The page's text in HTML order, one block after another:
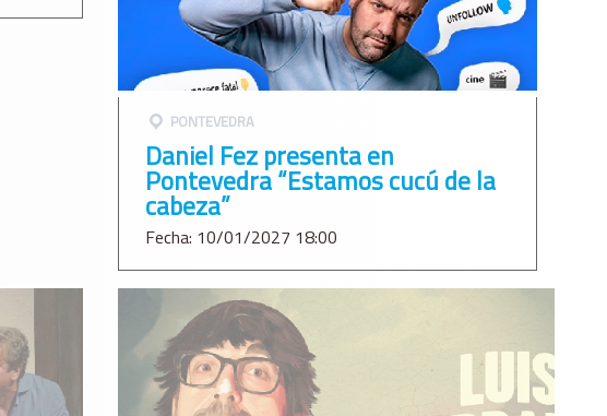
PONTEVEDRA
Daniel Fez presenta en
Pontevedra “Estamos cucú de la
cabeza”
Fecha: 10/01/2027 18:00